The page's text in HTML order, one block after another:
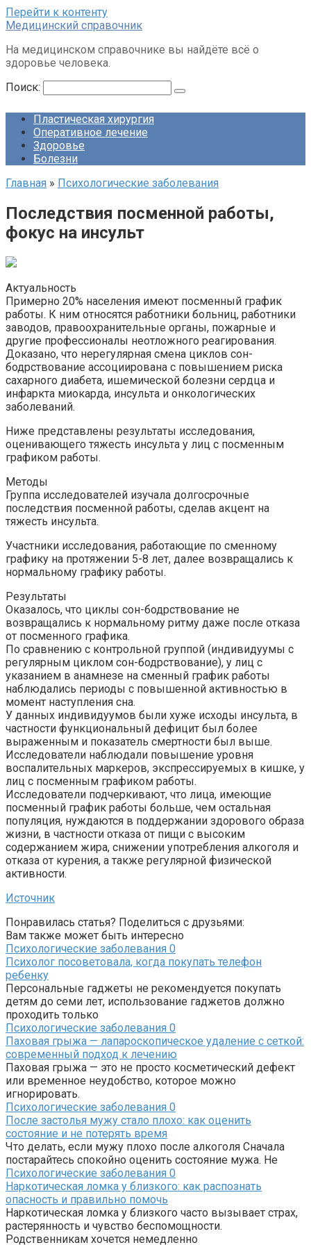
Перейти к контенту
Медицинский справочник
На медицинском справочнике вы найдёте всё о
здоровье человека.
Поиск:
Пластическая хирургия
Оперативное лечение
Здоровье
Болезни
Главная » Психологические заболевания
Последствия посменной работы,
фокус на инсульт
Актуальность
Примерно 20% населения имеют посменный график
работы. К ним относятся работники больниц, работники
заводов, правоохранительные органы, пожарные и
другие профессионалы неотложного реагирования.
Доказано, что нерегулярная смена циклов сон-
бодрствование ассоциирована с повышением риска
сахарного диабета, ишемической болезни сердца и
инфаркта миокарда, инсульта и онкологических
заболеваний.
Ниже представлены результаты исследования,
оценивающего тяжесть инсульта у лиц с посменным
графиком работы.
Методы
Группа исследователей изучала долгосрочные
последствия посменной работы, сделав акцент на
тяжесть инсульта.
Участники исследования, работающие по сменному
графику на протяжении 5-8 лет, далее возвращались к
нормальному графику работы.
Результаты
Оказалось, что циклы сон-бодрствование не
возвращались к нормальному ритму даже после отказа
от посменного графика.
По сравнению с контрольной группой (индивидуумы с
регулярным циклом сон-бодрствование), у лиц с
указанием в анамнезе на сменный график работы
наблюдались периоды с повышенной активностью в
момент наступления сна.
У данных индивидуумов были хуже исходы инсульта, в
частности функциональный дефицит был более
выраженным и показатель смертности был выше.
Исследователи наблюдали повышение уровня
воспалительных маркеров, экспрессируемых в кишке, у
лиц с посменным графиком работы.
Исследователи подчеркивают, что лица, имеющие
посменный график работы больше, чем остальная
популяция, нуждаются в поддержании здорового образа
жизни, в частности отказа от пищи с высоким
содержанием жира, снижении употребления алкоголя и
отказа от курения, а также регулярной физической
активности.
Источник
Понравилась статья? Поделиться с друзьями:
Вам также может быть интересно
Психологические заболевания 0
Психолог посоветовала, когда покупать телефон
ребенку
Персональные гаджеты не рекомендуется покупать
детям до семи лет, использование гаджетов должно
проходить только
Психологические заболевания 0
Паховая грыжа — лапароскопическое удаление с сеткой:
современный подход к лечению
Паховая грыжа — это не просто косметический дефект
или временное неудобство, которое можно
игнорировать.
Психологические заболевания 0
После застолья мужу стало плохо: как оценить
состояние и не потерять время
Что делать, если мужу плохо после алкоголя Сначала
постарайтесь спокойно оценить состояние мужа. Не
Психологические заболевания 0
Наркотическая ломка у близкого: как распознать
опасность и правильно помочь
Наркотическая ломка у близкого часто вызывает страх,
растерянность и чувство беспомощности.
Родственникам хочется немедленно